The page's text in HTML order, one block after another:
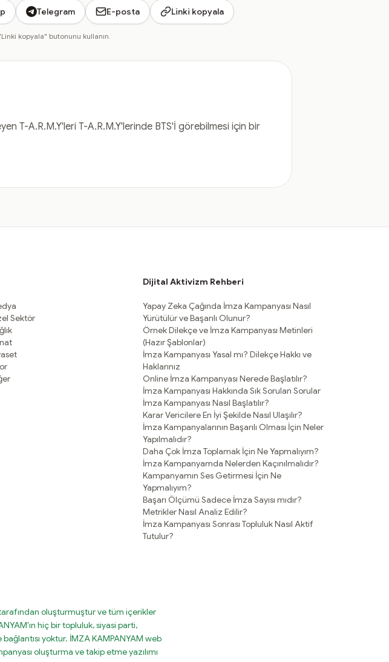
Telegram E-posta Linki kopyala
kopyala" butonunu kullanın.
T-A.R.M.Y'leri T-A.R.M.Y'lerinde BTS'İ görebilmesi için bir
Sektör
Dijital Aktivizm Rehberi
Yapay Zeka Çağında İmza Kampanyası Nasıl
Yürütülür ve Başarılı Olunur?
Örnek Dilekçe ve İmza Kampanyası Metinleri
(Hazır Şablonlar)
İmza Kampanyası Yasal mı? Dilekçe Hakkı ve
Haklarınız
Online İmza Kampanyası Nerede Başlatılır?
İmza Kampanyası Hakkında Sık Sorulan Sorular
İmza Kampanyası Nasıl Başlatılır?
Karar Vericilere En İyi Şekilde Nasıl Ulaşılır?
İmza Kampanyalarının Başarılı Olması İçin Neler
Yapılmalıdır?
Daha Çok İmza Toplamak İçin Ne Yapmalıyım?
İmza Kampanyamda Nelerden Kaçınılmalıdır?
Kampanyamın Ses Getirmesi İçin Ne
Yapmalıyım?
Başarı Ölçümü Sadece İmza Sayısı mıdır?
Metrikler Nasıl Analiz Edilir?
İmza Kampanyası Sonrası Topluluk Nasıl Aktif
Tutulur?
oluşturmuştur ve tüm içerikler
hiç bir topluluk, siyasi parti,
yoktur. İMZA KAMPANYAM web
oluşturma ve takip etme yazılımı